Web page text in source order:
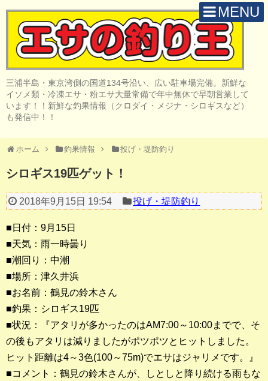
MENU
三浦半島・東京湾側の国道134号沿い、広い駐車場完備。新鮮な
イソメ類・冷凍エサ・粉エサ大量常備で年中無休で早朝営業して
います！！新鮮な釣果情報（クロダイ・メジナ・シロギスなど）
も発信中！！
ホーム 釣果情報 投げ・堤防釣り
シロギス19匹ゲット！
2018年9月15日 19:54 投げ・堤防釣り
■日付：9月15日
■天気：雨一時曇り
■潮回り：中潮
■場所：津久井浜
■お名前：鶴見の鈴木さん
■釣果：シロギス19匹
■状況：『アタリが多かったのはAM7:00～10:00までで、そ
の後もアタリは減りましたがポツポツとヒットしました。
ヒット距離は4～3色(100～75m)でエサはジャリメです。』
■コメント：鶴見の鈴木さんが、しとしと降り続ける雨もな
H O M E
取 扱 商 品
釣 果 情 報
陸っぱりルアー
船・ボート釣り
その他の釣り
釣果ランキング
2023年 クロダイ部門
2023年 メジナ部門
歴代釣果ランキング